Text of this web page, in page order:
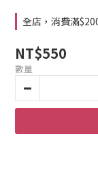
全店，消費滿
NT$550
數量